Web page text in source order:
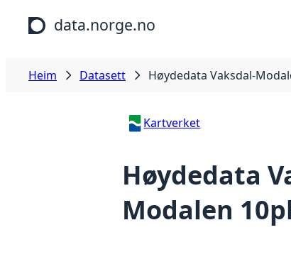
Hopp til hovudinnhald
data.norge.no
Heim Datasett Høydedata Vaksdal-
Kartverket
Høydedata
Modalen